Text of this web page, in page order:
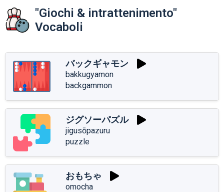
"Giochi & intrattenimento"
Vocaboli
バックギャモン
bakkugyamon
backgammon
ジグソーパズル
jigusōpazuru
puzzle
おもちゃ
omocha